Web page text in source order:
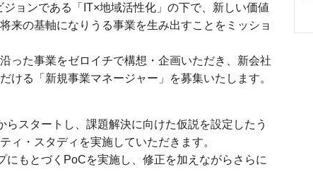
ョンである「IT×地域活性化」の下で、新しい価値
来の基軸になりうる事業を生み出すことをミッショ
った事業をゼロイチで構想・企画いただき、新会社
ける「新規事業マネージャー」を募集いたします。
スタートし、課題解決に向けた仮説を設定したう
ィ・スタディを実施していただきます。
もとづくPoCを実施し、修正を加えながらさらに